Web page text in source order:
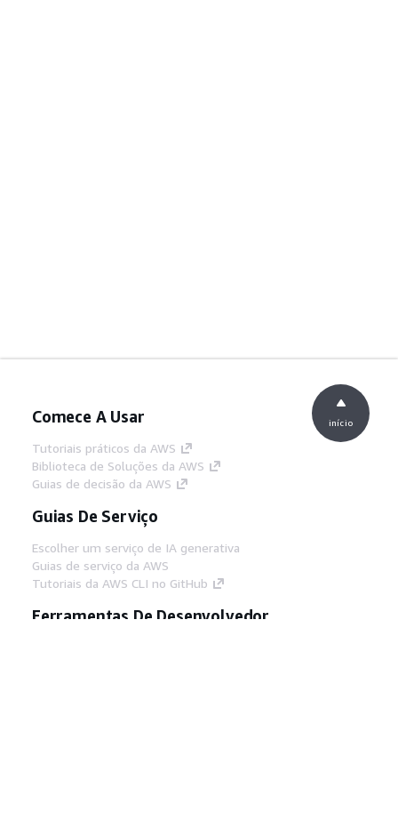
Comece A Usar
Tutoriais práticos da AWS
Biblioteca de Soluções da AWS
Guias de decisão da AWS
Guias De Serviço
Escolher um serviço de IA generativa
Guias de serviço da AWS
Tutoriais da AWS CLI no GitHub
Ferramentas De Desenvolvedor
início